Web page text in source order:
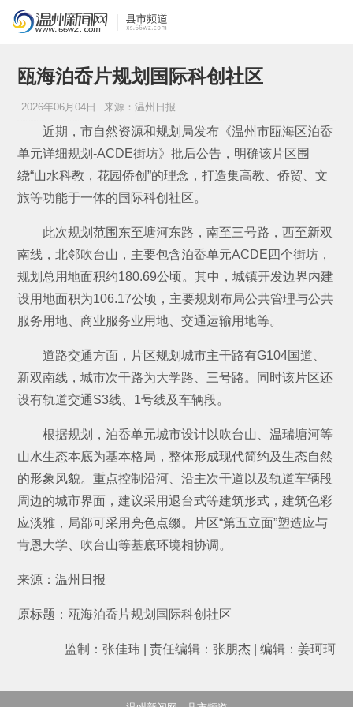
瓯海泊岙片规划国际科创社区
2026年06月04日 来源：温州日报
近期，市自然资源和规划局发布《温州市瓯海区泊岙
单元详细规划-ACDE街坊》批后公告，明确该片区围
绕“山水科教，花园侨创”的理念，打造集高教、侨贸、文
旅等功能于一体的国际科创社区。
此次规划范围东至塘河东路，南至三号路，西至新双
南线，北邻吹台山，主要包含泊岙单元ACDE四个街坊，
规划总用地面积约180.69公顷。其中，城镇开发边界内建
设用地面积为106.17公顷，主要规划布局公共管理与公共
服务用地、商业服务业用地、交通运输用地等。
道路交通方面，片区规划城市主干路有G104国道、
新双南线，城市次干路为大学路、三号路。同时该片区还
设有轨道交通S3线、1号线及车辆段。
根据规划，泊岙单元城市设计以吹台山、温瑞塘河等
山水生态本底为基本格局，整体形成现代简约及生态自然
的形象风貌。重点控制沿河、沿主次干道以及轨道车辆段
周边的城市界面，建议采用退台式等建筑形式，建筑色彩
应淡雅，局部可采用亮色点缀。片区“第五立面”塑造应与
肯恩大学、吹台山等基底环境相协调。
来源：温州日报
原标题：瓯海泊岙片规划国际科创社区
监制：张佳玮 | 责任编辑：张朋杰 | 编辑：姜珂珂